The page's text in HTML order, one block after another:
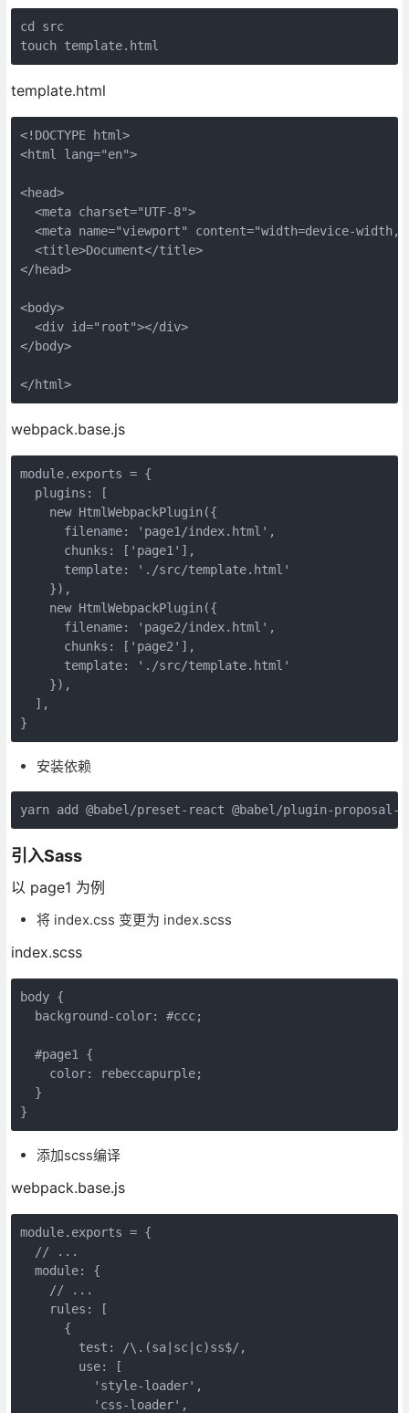
cd src
touch template.html
template.html
<!DOCTYPE html>
<html lang="en">
<head>
<meta charset="UTF-8">
<meta name="viewport" content="width=device-
<title>Document</title>
</head>
<body>
<div id="root"></div>
</body>
</html>
webpack.base.js
module.exports = {
plugins : [
new HtmlWebpackPlugin({
filename: 'page1/index.html' ,
chunks : [ 'page1' ],
template:
'./src/template.html'
    }),
new HtmlWebpackPlugin({
filename: 'page2/index.html' ,
chunks : [ 'page2' ],
template:
'./src/template.html'
    }),
  ],
}
安装依赖
yarn add @babel/preset-react @babel/plugin-
引入Sass
以 page1 为例
将 index.css 变更为 index.scss
index.scss
body {
background-color: #ccc;
#page1
{
color: rebeccapurple;
  }
}
添加scss编译
webpack.base.js
module.exports = {
// ...
module: {
// ...
rules : [
      {
test : /\.(sa|sc|c)ss$/ ,
use: [
'style-loader' ,
'css-loader' ,